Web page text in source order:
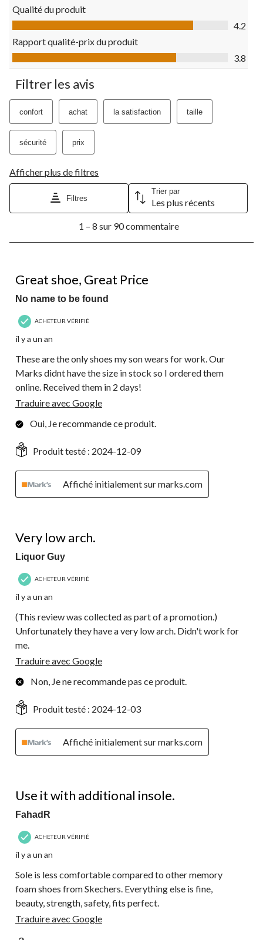
le
de
soumission.
le
de
soumission.soumission.
formulaire
Qualité du produit
Qualité du produit, 4.2 sur 5
4.2
Rapport qualité-prix du produit
Rapport qualité-prix du produit, 3.8 sur 5
3.8
Filtrer les avis
confort achat la satisfaction taille
sécurité prix
Afficher plus de filtres
Filtres
Trier par
Les plus récents
8
commentaire.
1 – 8 sur 90 commentaire
Great shoe, Great Price
No name to be found
ACHETEUR VÉRIFIÉ
il y a un an
These are the only shoes my son wears for work. Our
Marks didnt have the size in stock so I ordered them
online. Received them in 2 days!
Traduire avec Google
Oui, Je recommande ce produit.
Produit testé : 2024-12-09
Affiché initialement sur marks.com
Very low arch.
Liquor Guy
ACHETEUR VÉRIFIÉ
il y a un an
(This review was collected as part of a promotion.)
Unfortunately they have a very low arch. Didn't work for
me.
Traduire avec Google
Non, Je ne recommande pas ce produit.
Produit testé : 2024-12-03
Affiché initialement sur marks.com
Use it with additional insole.
FahadR
ACHETEUR VÉRIFIÉ
il y a un an
Sole is less comfortable compared to other memory
foam shoes from Skechers. Everything else is fine,
beauty, strength, safety, fits perfect.
Traduire avec Google